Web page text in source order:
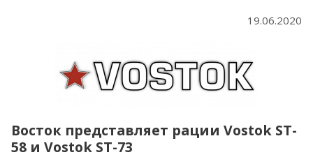
19.06.2020
Восток представляет рации Vostok ST-
58 и Vostok ST-73